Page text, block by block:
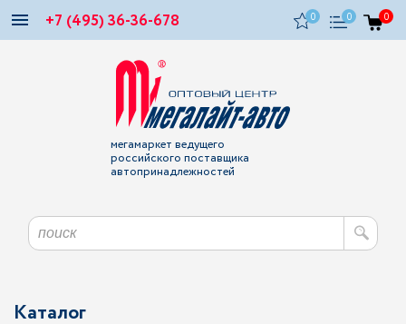
+7 (495) 36-36-678 0 0 0
мегамаркет ведущего
российского поставщика
автопринадлежностей
Каталог